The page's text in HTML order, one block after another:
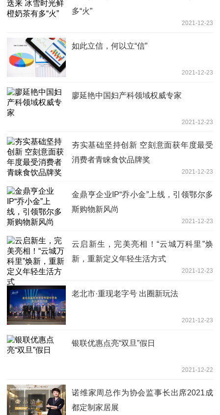
多“火”
2021-12-23
如此立信，何以立“信” ​
2021-12-23
廖延艳中国妇产科领域权威专家
2021-12-23
夯实基础坚持创新 空刻意面获年度最受
消费者青睐食饮品牌奖
2021-12-23
金鼎亨企业IP“乔小金”上线，引领鄂尔多
斯购物新风尚
2021-12-23
云启新生，完美亮相！“云城万科里”焕
新，重新定义年轻生活方式
2021-12-23
老北市·重现老字号 出圈新玩法
2021-12-23
银联优惠点亮“双旦”假日
2021-12-22
诺维家周总作为协会监事长出席2021成
都定制家居展